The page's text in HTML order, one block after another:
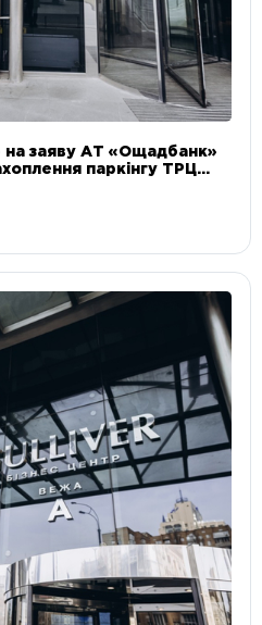
на заяву АТ «Ощадбанк»
паркінгу ТРЦ